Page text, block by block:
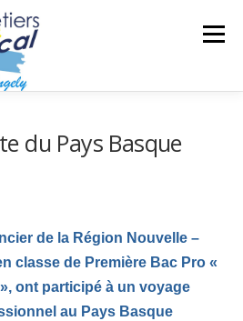
Menu
FORMATIONS ADULTES
du Pays Basque
de la Région Nouvelle –
classe de Première Bac Pro «
ont participé à un voyage
au Pays Basque